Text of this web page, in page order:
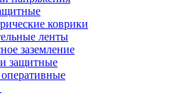
коврики
ленты
заземление
защитные